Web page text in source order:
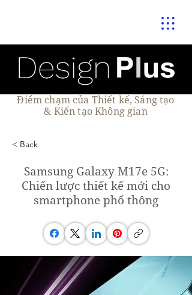
Điểm chạm của Thiết kế, Sáng tạo
& Kiến tạo Không gian
< Back
Samsung Galaxy M17e 5G:
Chiến lược thiết kế mới cho
smartphone phổ thông